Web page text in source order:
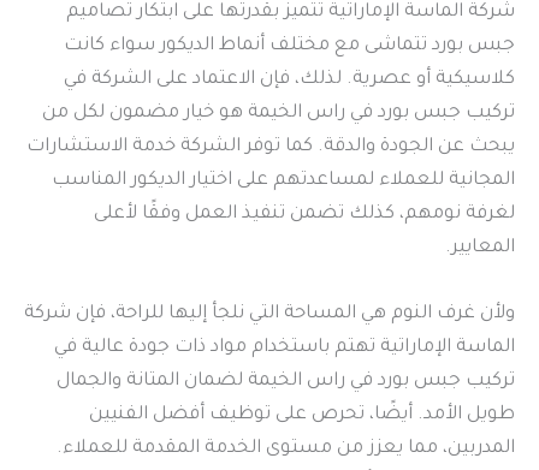
شركة الماسة الإماراتية تتميز بقدرتها على ابتكار تصاميم
جبس بورد تتماشى مع مختلف أنماط الديكور سواء كانت
كلاسيكية أو عصرية. لذلك، فإن الاعتماد على الشركة في
تركيب جبس بورد في راس الخيمة هو خيار مضمون لكل من
يبحث عن الجودة والدقة. كما توفر الشركة خدمة الاستشارات
المجانية للعملاء لمساعدتهم على اختيار الديكور المناسب
لغرفة نومهم، كذلك تضمن تنفيذ العمل وفقًا لأعلى
المعايير.
ولأن غرف النوم هي المساحة التي نلجأ إليها للراحة، فإن شركة
الماسة الإماراتية تهتم باستخدام مواد ذات جودة عالية في
تركيب جبس بورد في راس الخيمة لضمان المتانة والجمال
طويل الأمد. أيضًا، تحرص على توظيف أفضل الفنيين
المدربين، مما يعزز من مستوى الخدمة المقدمة للعملاء.